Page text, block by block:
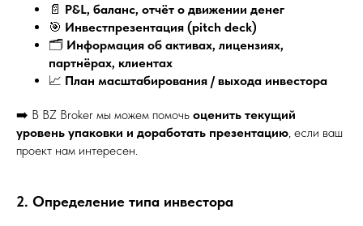
📄 P&L, баланс, отчёт о движении денег
🎯 Инвестпрезентация (pitch deck)
🗂️ Информация об активах, лицензиях,
партнёрах, клиентах
📈 План масштабирования / выхода инвестора
➡️ В BZ Broker мы можем помочь оценить текущий
уровень упаковки и доработать презентацию , если ваш
проект нам интересен.
2. Определение типа инвестора